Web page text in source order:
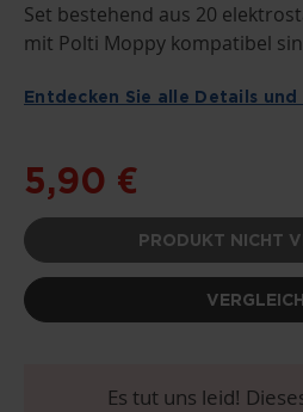
ANFANG
DER
BILDGALERIE
Set bestehend aus 20
mit Polti Moppy kompatibel
Entdecken Sie alle Details
5,90 €
PRODUKT NICHT
Es tut uns leid!